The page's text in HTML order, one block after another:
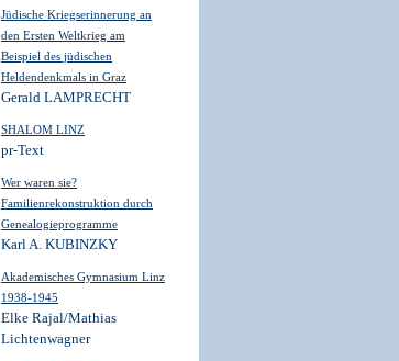
Jüdische Kriegserinnerung an
den Ersten Weltkrieg am
Beispiel des jüdischen
Heldendenkmals in Graz
Gerald LAMPRECHT
SHALOM LINZ
pr-Text
Wer waren sie?
Familienrekonstruktion durch
Genealogieprogramme
Karl A. KUBINZKY
Akademisches Gymnasium Linz
1938-1945
Elke Rajal/Mathias
Lichtenwagner